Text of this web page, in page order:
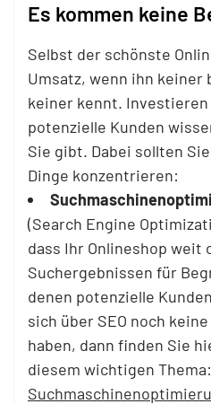
Es kommen keine
Selbst der schönste
Umsatz, wenn ihn keiner
keiner kennt. Investieren
potenzielle Kunden
Sie gibt. Dabei sollten
Dinge konzentrieren:
(Search Engine
dass Ihr Onlineshop weit
Suchergebnissen für
denen potenzielle
sich über SEO noch
haben, dann finden Sie
diesem wichtigen Thema: